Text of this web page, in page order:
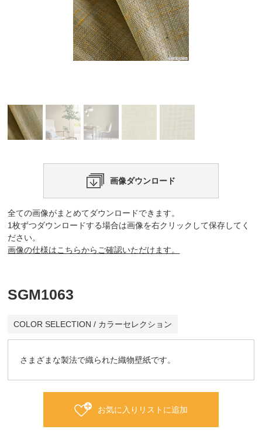
画像ダウンロード
全ての画像がまとめてダウンロードできます。
1枚ずつダウンロードする場合は画像を右クリックして保存してく
ださい。
画像の仕様はこちらからご確認いただけます。
SGM1063
COLOR SELECTION / カラーセレクション
さまざまな製法で織られた織物壁紙です。
お気に入りリストに追加